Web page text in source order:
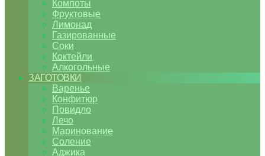
Компоты
Фруктовые
Лимонад
Газированные
Соки
Коктейли
Алкогольные
ЗАГОТОВКИ
Варенье
Конфитюр
Повидло
Лечо
Маринование
Соление
Аджика